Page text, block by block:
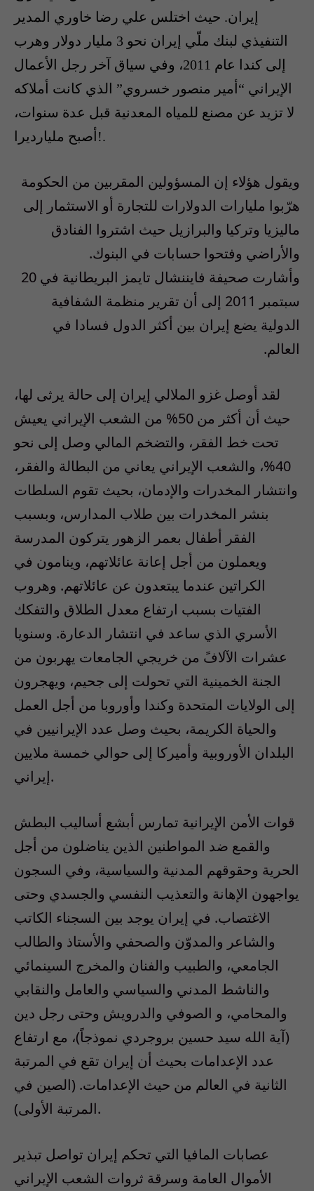
إيران. حيث اختلس علي رضا خاوري المدير
التنفيذي لبنك ملّي إيران نحو 3 مليار دولار وهرب
إلى كندا عام 2011، وفي سياق آخر رجل الأعمال
الإيراني “أمير منصور خسروي” الذي كانت أملاكه
لا تزيد عن مصنع للمياه المعدنية قبل عدة سنوات،
أصبح مليارديرا!.
ويقول هؤلاء إن المسؤولين المقربين من الحكومة
هرّبوا مليارات الدولارات للتجارة أو الاستثمار إلى
ماليزيا وتركيا والبرازيل حيث اشتروا الفنادق
والأراضي وفتحوا حسابات في البنوك.
وأشارت صحيفة فايننشال تايمز البريطانية في 20
سبتمبر 2011 إلى أن تقرير منظمة الشفافية
الدولية يضع إيران بين أكثر الدول فسادا في
العالم.
لقد أوصل غزو الملالي إيران إلى حالة يرثى لها،
حيث أن أكثر من 50% من الشعب الإيراني يعيش
تحت خط الفقر، والتضخم المالي وصل إلى نحو
40%، والشعب الإيراني يعاني من البطالة والفقر،
وانتشار المخدرات والإدمان، بحيث تقوم السلطات
بنشر المخدرات بين طلاب المدارس، وبسبب
الفقر أطفال بعمر الزهور يتركون المدرسة
ويعملون من أجل إعانة عائلاتهم، وينامون في
الكراتين عندما يبتعدون عن عائلاتهم. وهروب
الفتيات بسبب ارتفاع معدل الطلاق والتفكك
الأسري الذي ساعد في انتشار الدعارة. وسنويا
عشرات الآلافً من خريجي الجامعات يهربون من
الجنة الخمينية التي تحولت إلى جحيم، ويهجرون
إلى الولايات المتحدة وكندا وأوروبا من أجل العمل
والحياة الكريمة، بحيث وصل عدد الإيرانيين في
البلدان الأوروبية وأميركا إلى حوالي خمسة ملايين
إيراني.
قوات الأمن الإيرانية تمارس أبشع أساليب البطش
والقمع ضد المواطنين الذين يناضلون من أجل
الحرية وحقوقهم المدنية والسياسية، وفي السجون
يواجهون الإهانة والتعذيب النفسي والجسدي وحتى
الاغتصاب. في إيران يوجد بين السجناء الكاتب
والشاعر والمدوّن والصحفي والأستاذ والطالب
الجامعي، والطبيب والفنان والمخرج السينمائي
والناشط المدني والسياسي والعامل والنقابي
والمحامي، و الصوفي والدرويش وحتى رجل دين
(آية الله سيد حسين بروجردي نموذجاً)، مع ارتفاع
عدد الإعدامات بحيث أن إيران تقع في المرتبة
الثانية في العالم من حيث الإعدامات. (الصين في
المرتبة الأولى).
عصابات المافيا التي تحكم إيران تواصل تبذير
الأموال العامة وسرقة ثروات الشعب الإيراني